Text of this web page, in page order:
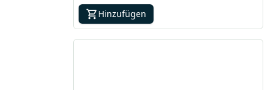
Hinzufügen